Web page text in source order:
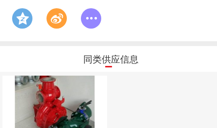
同类供应信息